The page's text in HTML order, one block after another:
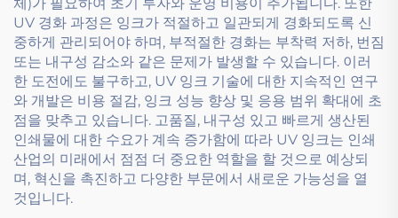
UV 경화 과정은 잉크가 적절하고 일관되게 경화되도록 신
중하게 관리되어야 하며, 부적절한 경화는 부착력 저하, 번짐
또는 내구성 감소와 같은 문제가 발생할 수 있습니다. 이러
한 도전에도 불구하고, UV 잉크 기술에 대한 지속적인 연구
와 개발은 비용 절감, 잉크 성능 향상 및 응용 범위 확대에 초
점을 맞추고 있습니다. 고품질, 내구성 있고 빠르게 생산된
인쇄물에 대한 수요가 계속 증가함에 따라 UV 잉크는 인쇄
산업의 미래에서 점점 더 중요한 역할을 할 것으로 예상되
며, 혁신을 촉진하고 다양한 부문에서 새로운 가능성을 열
것입니다.